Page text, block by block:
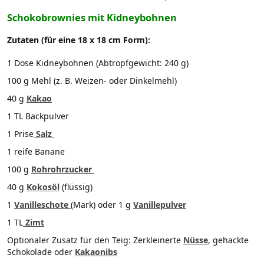
Schokobrownies mit Kidneybohnen
Zutaten (für eine 18 x 18 cm Form):
1 Dose Kidneybohnen (Abtropfgewicht: 240 g)
100 g Mehl (z. B. Weizen- oder Dinkelmehl)
40 g Kakao
1 TL Backpulver
1 Prise Salz
1 reife Banane
100 g Rohrohrzucker
40 g Kokosöl (flüssig)
1 Vanilleschote (Mark) oder 1 g Vanillepulver
1 TL Zimt
Optionaler Zusatz für den Teig: Zerkleinerte Nüsse, gehackte
Schokolade oder Kakaonibs